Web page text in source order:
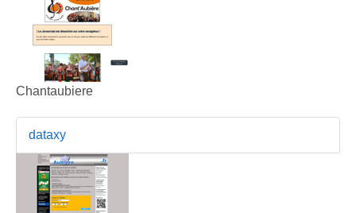
Chantaubiere
dataxy